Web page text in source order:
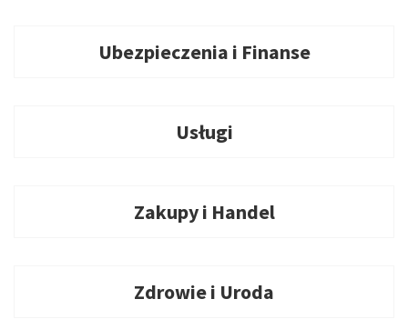
Ubezpieczenia i Finanse
Usługi
Zakupy i Handel
Zdrowie i Uroda